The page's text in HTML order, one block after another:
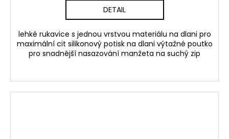
DETAIL
lehké rukavice s jednou vrstvou materiálu na dlani pro
maximální cit silikonový potisk na dlani výtažné poutko
pro snadnější nasazování manžeta na suchý zip